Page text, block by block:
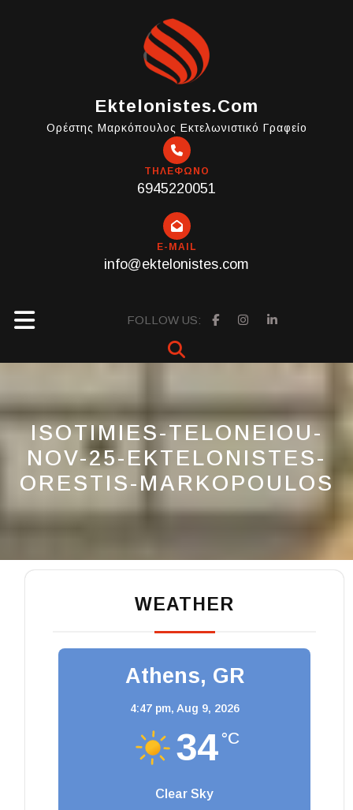
Ektelonistes.com
Ορέστης Μαρκόπουλος Εκτελωνιστικό Γραφείο
ΤΗΛΕΦΩΝΟ
6945220051
E-MAIL
info@ektelonistes.com
Open
FOLLOW US:
ISOTIMIES-TELONEIOU-
NOV-25-EKTELONISTES-
ORESTIS-MARKOPOULOS
WEATHER
Athens, GR
4:47 pm, Aug 9, 2026
34 °C
Clear Sky